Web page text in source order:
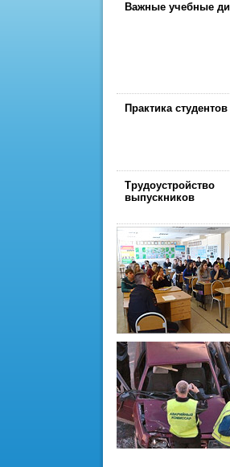
Важные учебные
Практика студентов
Трудоустройство
выпускников